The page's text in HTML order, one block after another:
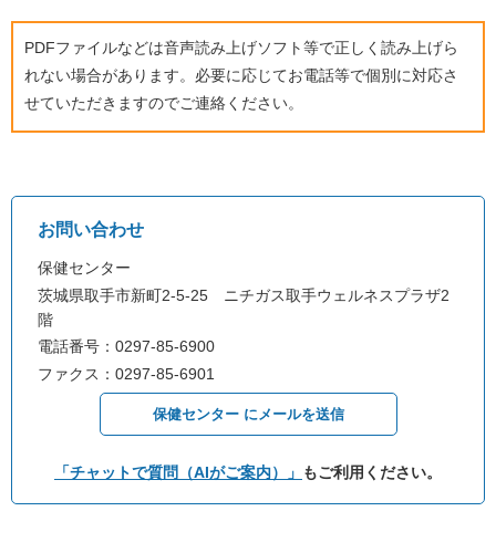
PDFファイルなどは音声読み上げソフト等で正しく読み上げら
れない場合があります。必要に応じてお電話等で個別に対応さ
せていただきますのでご連絡ください。
お問い合わせ
保健センター
茨城県取手市新町2-5-25 ニチガス取手ウェルネスプラザ2
階
電話番号：0297-85-6900
ファクス：0297-85-6901
保健センター にメールを送信
「チャットで質問（AIがご案内）」 もご利用ください。